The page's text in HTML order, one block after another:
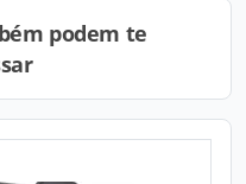
podem te